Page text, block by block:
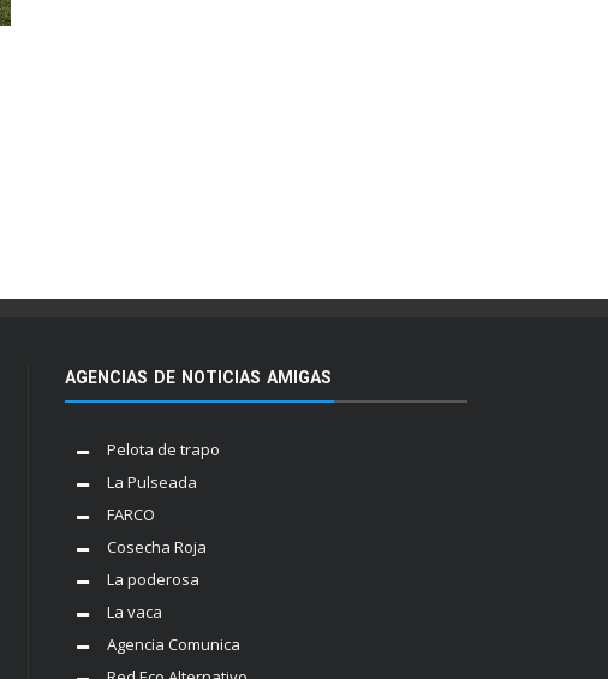
AGENCIAS DE NOTICIAS AMIGAS
Pelota de trapo
La Pulseada
FARCO
Cosecha Roja
La poderosa
La vaca
Agencia Comunica